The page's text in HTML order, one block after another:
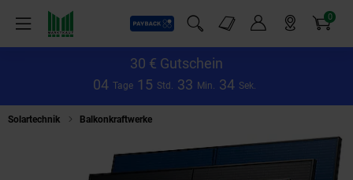
Menü
Payback
Suchfeld einblenden
Markt-Angebote
Mein KontoMarkt findenWarenkorb
0
Artikel
30 € Gutschein
04 Tage 1 5 Std. 33 Min. 34 Sek.
Solartechnik Balkonkraftwerke